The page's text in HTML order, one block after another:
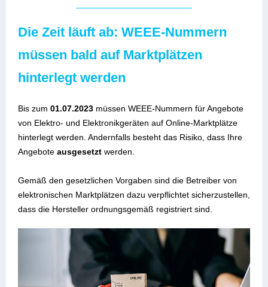
Die Zeit läuft ab: WEEE-Nummern
müssen bald auf Marktplätzen
hinterlegt werden
Bis zum 01.07.2023 müssen WEEE-Nummern für Angebote
von Elektro- und Elektronikgeräten auf Online-Marktplätze
hinterlegt werden. Andernfalls besteht das Risiko, dass Ihre
Angebote ausgesetzt werden.
Gemäß den gesetzlichen Vorgaben sind die Betreiber von
elektronischen Marktplätzen dazu verpflichtet sicherzustellen,
dass die Hersteller ordnungsgemäß registriert sind.